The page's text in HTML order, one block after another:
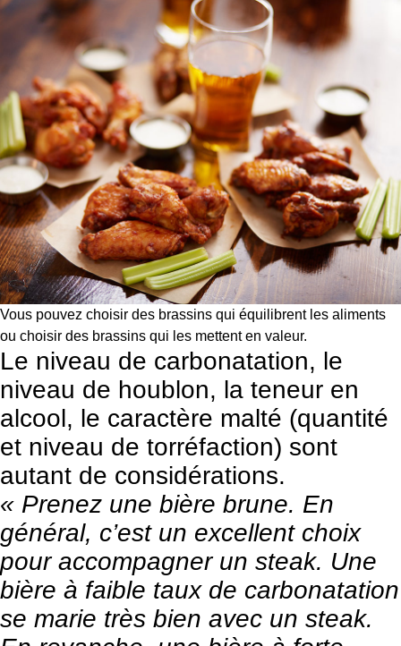
Vous pouvez choisir des brassins qui équilibrent les aliments
ou choisir des brassins qui les mettent en valeur.
Le niveau de carbonatation, le
niveau de houblon, la teneur en
alcool, le caractère malté (quantité
et niveau de torréfaction) sont
autant de considérations.
« Prenez une bière brune. En
général, c’est un excellent choix
pour accompagner un steak. Une
bière à faible taux de carbonatation
se marie très bien avec un steak.